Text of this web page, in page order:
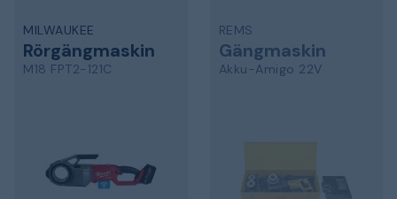
MILWAUKEE
Rörgängmaskin
M18 FPT2-121C
REMS
Gängmaskin
Akku-Amigo 22V